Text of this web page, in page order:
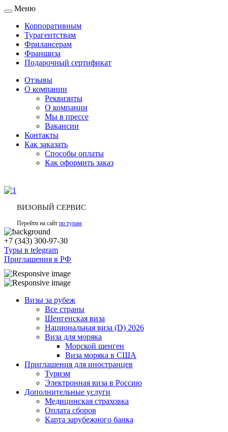
Toggle
navigation
Меню
Корпоративным
Турагентствам
Фрилансерам
Франшиза
Подарочный сертификат
Отзывы
О компании
Реквизиты
О компании
Мы в прессе
Вакансии
Контакты
Как заказать
Способы оплаты
Как оформить заказ
ВИЗОВЫЙ СЕРВИС
Перейти на сайт по турам
+7 (343) 300-97-30
Туры в telegram
Приглашения в РФ
Визы за рубеж
Все страны
Шенгенская виза
Национальная виза (D) 2026
Виза для моряка
Морской шенген
Виза моряка в США
Приглашения для иностранцев
Туризм
Электронная виза в Россию
Дополнительные услуги
Медицинская страховка
Оплата сборов
Карта зарубежного банка